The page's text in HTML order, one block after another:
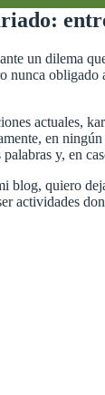
un dilema
nunca obligado
actuales,
en
palabras y, en
blog, quiero
actividades